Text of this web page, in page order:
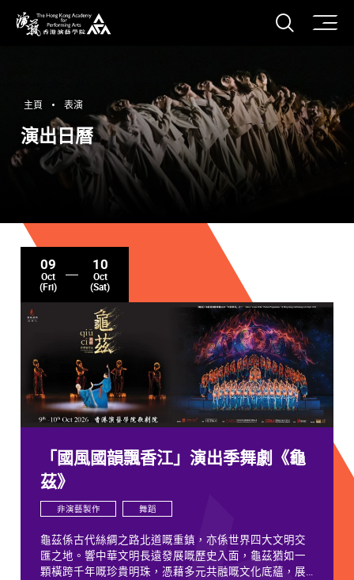
打開
主頁 表演
演出日曆
09
Oct
(Fri)
10
Oct
(Sat)
「國風國韻飄香江」演出季舞劇《龜
茲》
非演藝製作 舞蹈
龜茲係古代絲綢之路北道嘅重鎮，亦係世界四大文明交
匯之地。響中華文明長遠發展嘅歷史入面，龜茲猶如一
顆橫跨千年嘅珍貴明珠，憑藉多元共融嘅文化底蘊，展